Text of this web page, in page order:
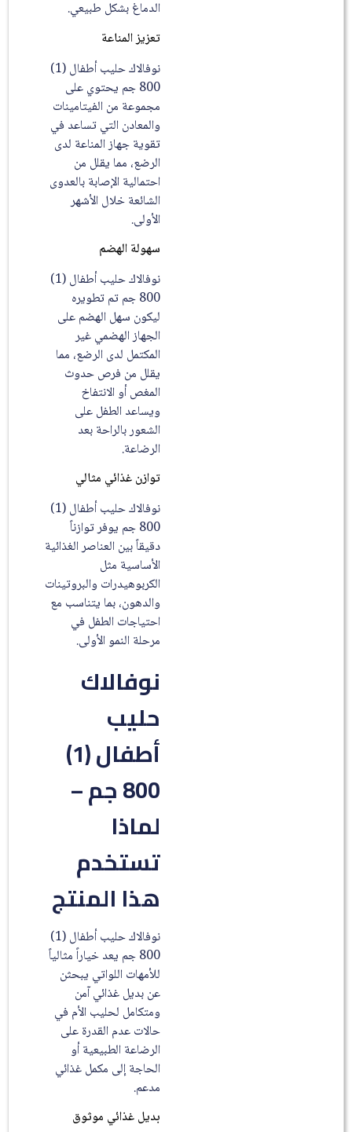
الدماغ بشكل طبيعي.
تعزيز المناعة
نوفالاك حليب أطفال (1)
800 جم يحتوي على
مجموعة من الفيتامينات
والمعادن التي تساعد في
تقوية جهاز المناعة لدى
الرضع، مما يقلل من
احتمالية الإصابة بالعدوى
الشائعة خلال الأشهر
سهولة الهضم
نوفالاك حليب أطفال (1)
800 جم تم تطويره
ليكون سهل الهضم على
الجهاز الهضمي غير
المكتمل لدى الرضع، مما
يقلل من فرص حدوث
المغص أو الانتفاخ
ويساعد الطفل على
الشعور بالراحة بعد
الرضاعة.
توازن غذائي مثالي
نوفالاك حليب أطفال (1)
800 جم يوفر توازناً
دقيقاً بين العناصر الغذائية
الأساسية مثل
الكربوهيدرات والبروتينات
والدهون، بما يتناسب مع
احتياجات الطفل في
مرحلة النمو الأولى.
نوفالاك
حليب
أطفال (1)
800 جم –
لماذا
تستخدم
هذا المنتج
نوفالاك حليب أطفال (1)
800 جم يعد خياراً مثالياً
للأمهات اللواتي يبحثن
عن بديل غذائي آمن
ومتكامل لحليب الأم في
حالات عدم القدرة على
الرضاعة الطبيعية أو
الحاجة إلى مكمل غذائي
بديل غذائي موثوق